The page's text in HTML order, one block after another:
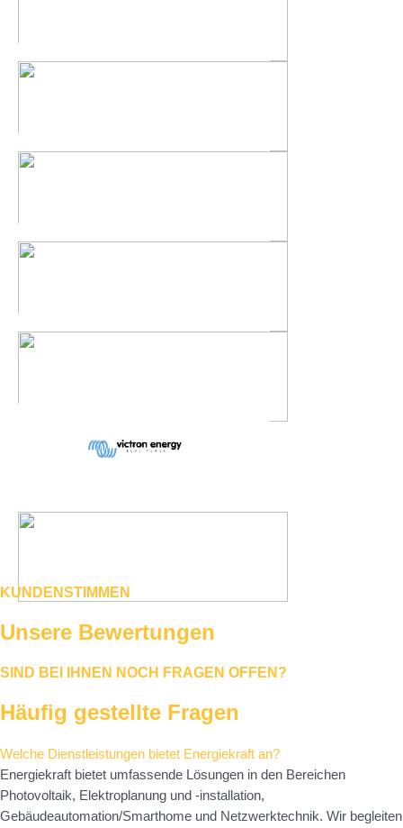
KUNDENSTIMMEN
Unsere Bewertungen
SIND BEI IHNEN NOCH FRAGEN OFFEN?
Häufig gestellte Fragen
Welche Dienstleistungen bietet Energiekraft an?
Energiekraft bietet umfassende Lösungen in den Bereichen
Photovoltaik, Elektroplanung und -installation,
Gebäudeautomation/Smarthome und Netzwerktechnik. Wir begleiten